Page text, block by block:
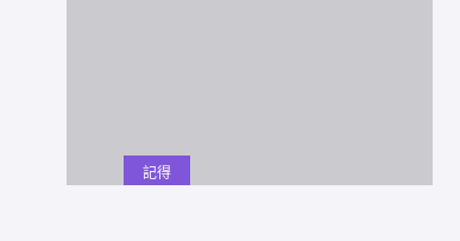
記得